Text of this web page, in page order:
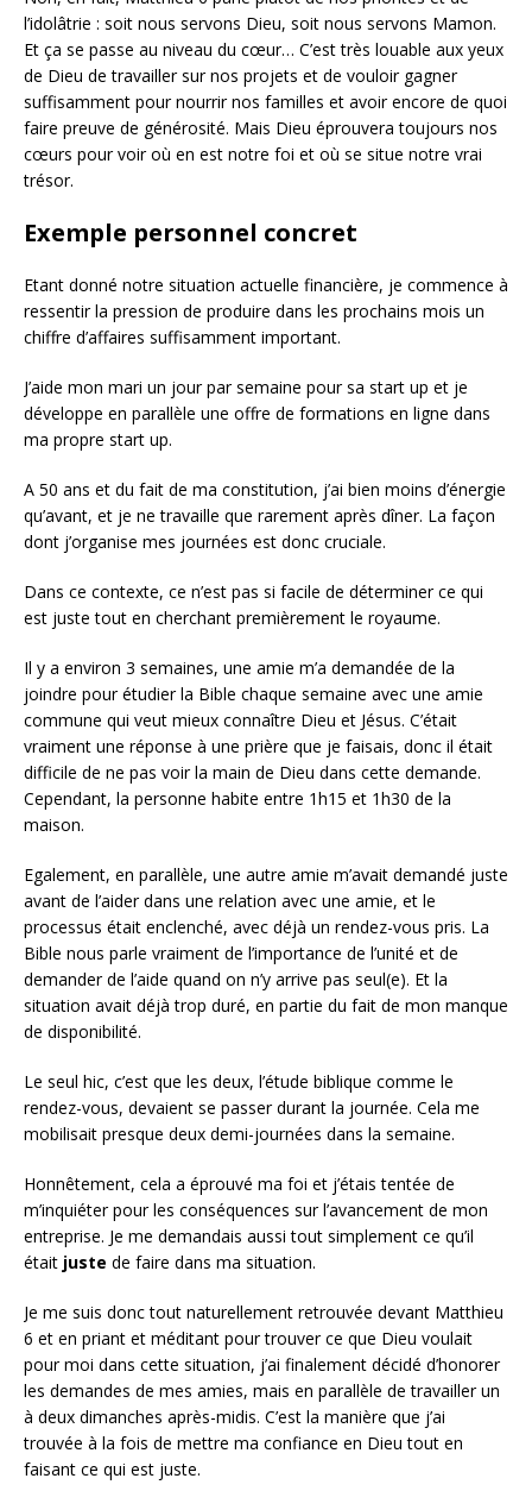
l’idolâtrie : soit nous servons Dieu, soit nous servons Mamon.
Et ça se passe au niveau du cœur… C’est très louable aux yeux
de Dieu de travailler sur nos projets et de vouloir gagner
suffisamment pour nourrir nos familles et avoir encore de quoi
faire preuve de générosité. Mais Dieu éprouvera toujours nos
cœurs pour voir où en est notre foi et où se situe notre vrai
trésor.
Exemple personnel concret
Etant donné notre situation actuelle financière, je commence à
ressentir la pression de produire dans les prochains mois un
chiffre d’affaires suffisamment important.
J’aide mon mari un jour par semaine pour sa start up et je
développe en parallèle une offre de formations en ligne dans
ma propre start up.
A 50 ans et du fait de ma constitution, j’ai bien moins d’énergie
qu’avant, et je ne travaille que rarement après dîner. La façon
dont j’organise mes journées est donc cruciale.
Dans ce contexte, ce n’est pas si facile de déterminer ce qui
est juste tout en cherchant premièrement le royaume.
Il y a environ 3 semaines, une amie m’a demandée de la
joindre pour étudier la Bible chaque semaine avec une amie
commune qui veut mieux connaître Dieu et Jésus. C’était
vraiment une réponse à une prière que je faisais, donc il était
difficile de ne pas voir la main de Dieu dans cette demande.
Cependant, la personne habite entre 1h15 et 1h30 de la
maison.
Egalement, en parallèle, une autre amie m’avait demandé juste
avant de l’aider dans une relation avec une amie, et le
processus était enclenché, avec déjà un rendez-vous pris. La
Bible nous parle vraiment de l’importance de l’unité et de
demander de l’aide quand on n’y arrive pas seul(e). Et la
situation avait déjà trop duré, en partie du fait de mon manque
de disponibilité.
Le seul hic, c’est que les deux, l’étude biblique comme le
rendez-vous, devaient se passer durant la journée. Cela me
mobilisait presque deux demi-journées dans la semaine.
Honnêtement, cela a éprouvé ma foi et j’étais tentée de
m’inquiéter pour les conséquences sur l’avancement de mon
entreprise. Je me demandais aussi tout simplement ce qu’il
était juste de faire dans ma situation.
Je me suis donc tout naturellement retrouvée devant Matthieu
6 et en priant et méditant pour trouver ce que Dieu voulait
pour moi dans cette situation, j’ai finalement décidé d’honorer
les demandes de mes amies, mais en parallèle de travailler un
à deux dimanches après-midis. C’est la manière que j’ai
trouvée à la fois de mettre ma confiance en Dieu tout en
faisant ce qui est juste.